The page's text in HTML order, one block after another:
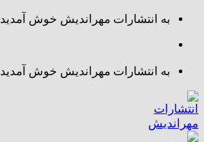
Skip
content
به انتشارات مهراندیش خوش آمدید
به انتشارات مهراندیش خوش آمدید